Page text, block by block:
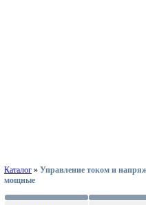
Каталог » Управление током и
мощные